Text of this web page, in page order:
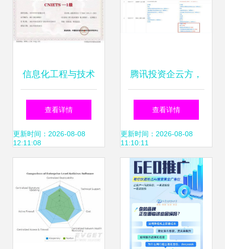
信息化工程与技术
服务能力评价证书
(CNIETS) 信息技
标尺
查看详情
更新时间：2026-08-08
12:11:08
腾讯投资企云方，
持股13.75%加码企
业数字化转型服务
查看详情
更新时间：2026-08-08
11:10:11